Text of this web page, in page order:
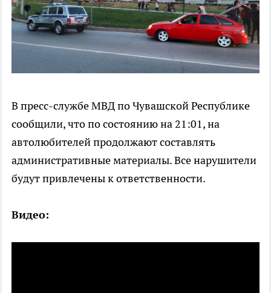
В пресс-службе МВД по Чувашской Республике
сообщили, что по состоянию на 21:01, на
автолюбителей продолжают составлять
административные материалы. Все нарушители
будут привлечены к ответственности.
Видео: